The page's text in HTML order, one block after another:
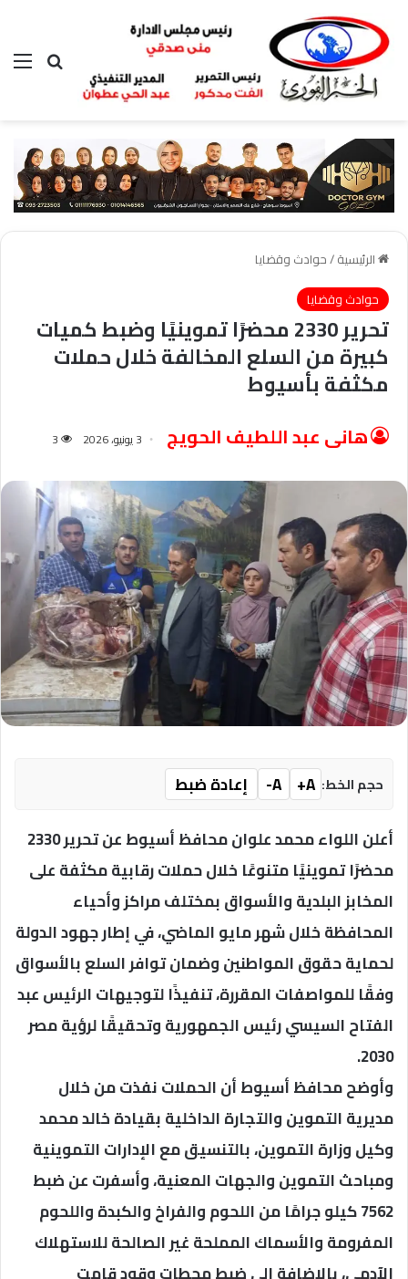
بحث عن
الرئيسية/حوادث وقضايا
حوادث وقضايا
تحرير 2330 محضرًا تموينيًا وضبط كميات
كبيرة من السلع المخالفة خلال حملات
مكثفة بأسيوط
هانى عبد اللطيف الحويج 3 يونيو، 2026 3
حجم الخط: A+
A-
إعادة ضبط
أعلن اللواء محمد علوان محافظ أسيوط عن تحرير 2330
محضرًا تموينيًا متنوعًا خلال حملات رقابية مكثفة على
المخابز البلدية والأسواق بمختلف مراكز وأحياء
المحافظة خلال شهر مايو الماضي، في إطار جهود الدولة
لحماية حقوق المواطنين وضمان توافر السلع بالأسواق
وفقًا للمواصفات المقررة، تنفيذًا لتوجيهات الرئيس عبد
الفتاح السيسي رئيس الجمهورية وتحقيقًا لرؤية مصر
2030.
وأوضح محافظ أسيوط أن الحملات نفذت من خلال
مديرية التموين والتجارة الداخلية بقيادة خالد محمد
وكيل وزارة التموين، بالتنسيق مع الإدارات التموينية
ومباحث التموين والجهات المعنية، وأسفرت عن ضبط
7562 كيلو جرامًا من اللحوم والفراخ والكبدة واللحوم
المفرومة والأسماك المملحة غير الصالحة للاستهلاك